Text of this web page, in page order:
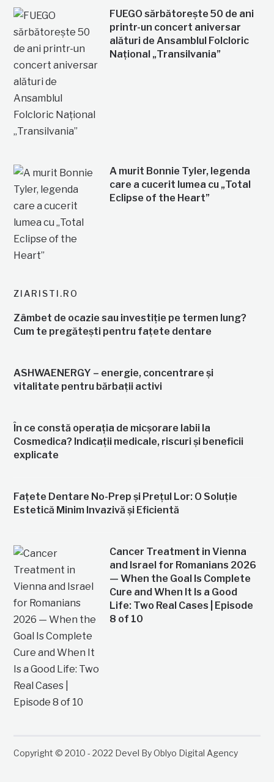
FUEGO sărbătorește 50 de ani
printr-un concert aniversar
alături de Ansamblul Folcloric
Național „Transilvania”
A murit Bonnie Tyler, legenda
care a cucerit lumea cu „Total
Eclipse of the Heart”
ZIARISTI.RO
Zâmbet de ocazie sau investiție pe termen lung?
Cum te pregătești pentru fațete dentare
ASHWAENERGY – energie, concentrare și
vitalitate pentru bărbații activi
În ce constă operația de micșorare labii la
Cosmedica? Indicații medicale, riscuri și beneficii
explicate
Fațete Dentare No-Prep și Prețul Lor: O Soluție
Estetică Minim Invazivă și Eficientă
Cancer Treatment in Vienna
and Israel for Romanians 2026
— When the Goal Is Complete
Cure and When It Is a Good
Life: Two Real Cases | Episode
8 of 10
Copyright © 2010 - 2022 Devel By Oblyo Digital Agency